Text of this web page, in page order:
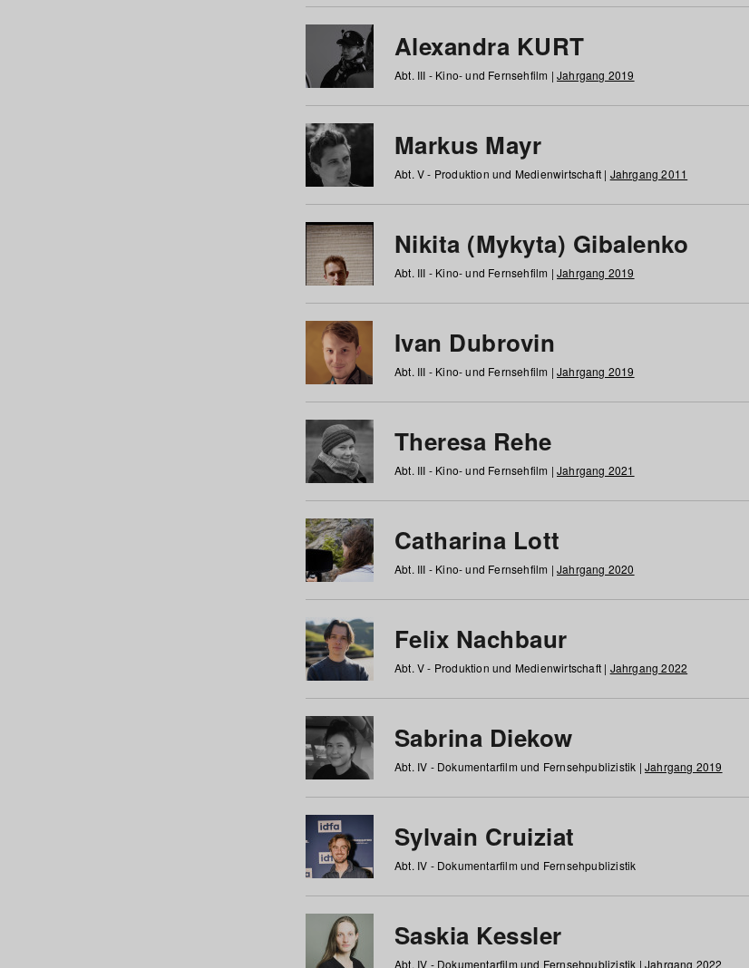
Alexandra KURT
Abt. III - Kino- und Fernsehfilm | Jahrgang 2019
Markus Mayr
Abt. V - Produktion und Medienwirtschaft | Jahrgang 2011
Nikita (Mykyta) Gibalenko
Abt. III - Kino- und Fernsehfilm | Jahrgang 2019
Ivan Dubrovin
Abt. III - Kino- und Fernsehfilm | Jahrgang 2019
Theresa Rehe
Abt. III - Kino- und Fernsehfilm | Jahrgang 2021
Catharina Lott
Abt. III - Kino- und Fernsehfilm | Jahrgang 2020
Felix Nachbaur
Abt. V - Produktion und Medienwirtschaft | Jahrgang 2022
Sabrina Diekow
Abt. IV - Dokumentarfilm und Fernsehpublizistik | Jahrgang 2019
Sylvain Cruiziat
Abt. IV - Dokumentarfilm und Fernsehpublizistik
Saskia Kessler
Abt. IV - Dokumentarfilm und Fernsehpublizistik | Jahrgang 2022